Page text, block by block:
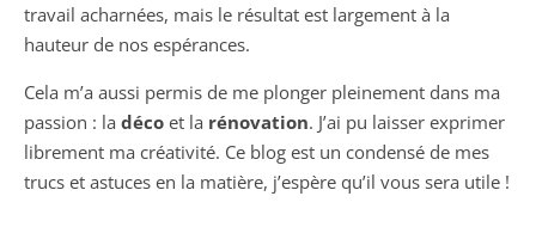
travail acharnées, mais le résultat est largement à la
hauteur de nos espérances.
Cela m’a aussi permis de me plonger pleinement dans ma
passion : la déco et la rénovation. J’ai pu laisser exprimer
librement ma créativité. Ce blog est un condensé de mes
trucs et astuces en la matière, j’espère qu’il vous sera utile !